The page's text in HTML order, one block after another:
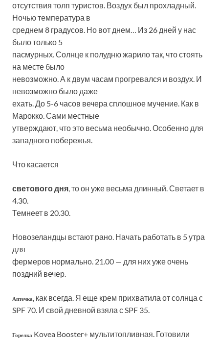
отсутствия толп туристов. Воздух был прохладный.
Ночью температура в
среднем 8 градусов. Но вот днем… Из 26 дней у нас
было только 5
пасмурных. Солнце к полудню жарило так, что стоять
на месте было
невозможно. А к двум часам прогревался и воздух. И
невозможно было даже
ехать. До 5-6 часов вечера сплошное мучение. Как в
Марокко. Сами местные
утверждают, что это весьма необычно. Особенно для
западного побережья.
Что касается
светового дня, то он уже весьма длинный. Светает в
4.30.
Темнеет в 20.30.
Новозеландцы встают рано. Начать работать в 5 утра
для
фермеров нормально. 21.00 — для них уже очень
поздний вечер.
Аптечка, как всегда. Я еще крем прихватила от солнца с
SPF 70. И свой дневной взяла с SPF 35.
Горелка Kovea Booster+ мультитопливная. Готовили